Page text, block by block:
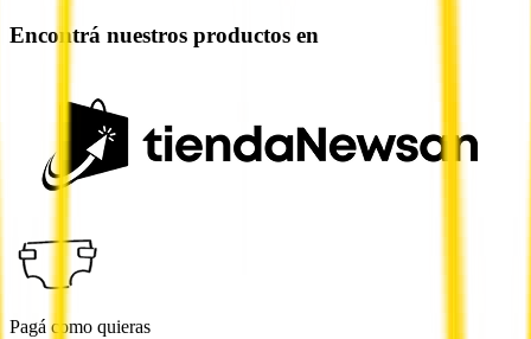
Encontrá nuestros productos en
Pagá como quieras